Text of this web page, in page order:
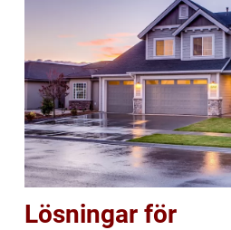
Lösningar för